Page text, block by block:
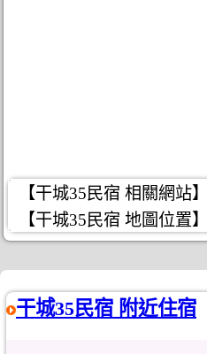
【干城35民宿 相關網站】
【干城35民宿 地圖位置】
干城35民宿 附近住宿